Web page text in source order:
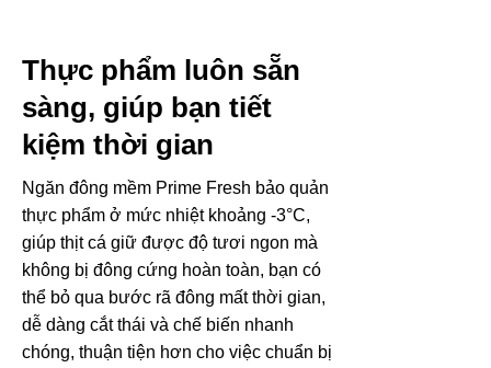
Thực phẩm luôn sẵn
sàng, giúp bạn tiết
kiệm thời gian
Ngăn đông mềm Prime Fresh bảo quản
thực phẩm ở mức nhiệt khoảng -3°C,
giúp thịt cá giữ được độ tươi ngon mà
không bị đông cứng hoàn toàn, bạn có
thể bỏ qua bước rã đông mất thời gian,
dễ dàng cắt thái và chế biến nhanh
chóng, thuận tiện hơn cho việc chuẩn bị